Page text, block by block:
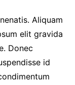
Aliquam
elit gravida
Donec
id